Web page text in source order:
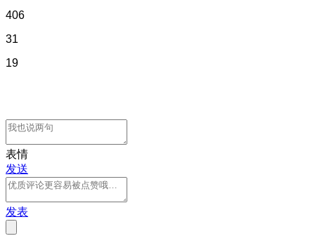
406
31
19
表情
发送
发表